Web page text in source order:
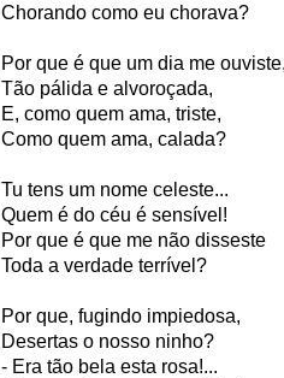
Chorando como eu chorava?
Por que é que um dia me
Tão pálida e alvoroçada,
E, como quem ama, triste,
Como quem ama, calada?
Tu tens um nome celeste...
Quem é do céu é sensível!
Por que é que me não disseste
Toda a verdade terrível?
Por que, fugindo impiedosa,
Desertas o nosso ninho?
- Era tão bela esta rosa!...